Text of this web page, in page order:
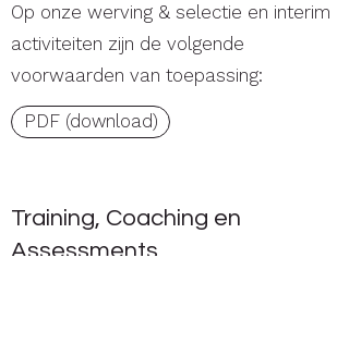
Op onze werving & selectie en interim
activiteiten zijn de volgende
voorwaarden van toepassing:
PDF (download)
Training, Coaching en
Assessments